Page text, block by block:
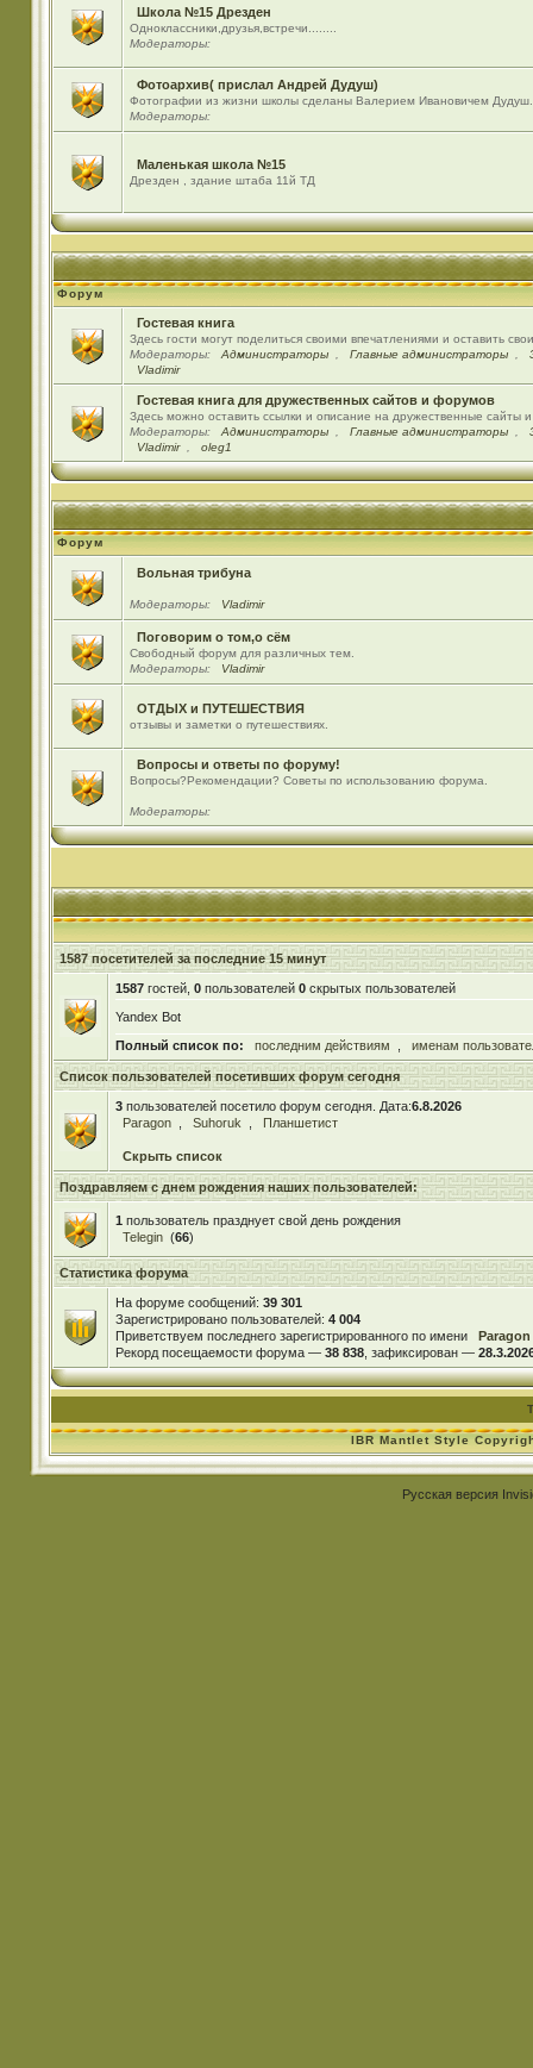
Школа №15 Дрезден
Одноклассники,друзья,встречи........
Модераторы:
Фотоархив( прислал Андрей Дудуш)
Фотографии из жизни школы сделаны Валерием Ивановичем Дудуш.
Модераторы:
Маленькая школа №15
Дрезден , здание штаба 11й ТД
Форум
Гостевая книга
Здесь гости могут поделиться своими впечатлениями и оставить
Модераторы:
Администраторы Главные администраторы
Vladimir
Гостевая книга для дружественных сайтов и форумов
Здесь можно оставить ссылки и описание на дружественные сайты
Модераторы:
Администраторы Главные администраторы
Vladimir
oleg1
Форум
Вольная трибуна
Модераторы: Vladimir
Поговорим о том,о сём
Свободный форум для различных тем.
Модераторы:
Vladimir
ОТДЫХ и ПУТЕШЕСТВИЯ
отзывы и заметки о путешествиях.
Вопросы и ответы по форуму!
Вопросы?Рекомендации? Советы по использованию форума.
Модераторы:
1587 посетителей за последние 15 минут
1587гостей, 0пользователей 0скрытых пользователей
Yandex Bot
Полный список по:
последним действиям именам
Список пользователей посетивших форум сегодня
3пользователей посетило форум сегодня. Дата:6.8.2026
Paragon
Suhoruk Планшетист
Скрыть список
Поздравляем с днем рождения наших пользователей:
1 пользователь празднует свой день рождения
Telegin (66)
Статистика форума
На форуме сообщений: 39 301
Зарегистрировано пользователей: 4 004
Приветствуем последнего зарегистрированного по имени
Paragon
Рекорд посещаемости форума — 38 838, зафиксирован —
IBR Mantlet Style
Русская версия